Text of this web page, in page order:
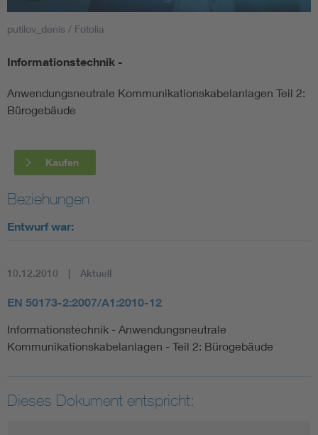
Smart Cities
DKE Fachinformationen im Kontext der Normung
Blitzschutz: DIN EN 62305 in der Übersicht
DIN VDE 0100 für sichere Elektroinstallationen
Elektrofachkraft (EFK)
putilov_denis / Fotolia
Informationstechnik -
Anwendungsneutrale Kommunikationskabelanlagen Teil 2:
Bürogebäude
Kaufen
Beziehungen
Entwurf war:
10.12.2010 Aktuell
EN 50173-2:2007/A1:2010-12
Informationstechnik - Anwendungsneutrale
Kommunikationskabelanlagen - Teil 2: Bürogebäude
Dieses Dokument entspricht: